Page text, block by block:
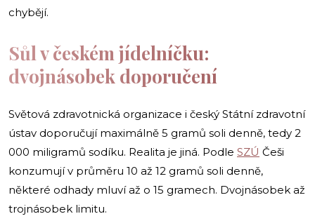
chybějí.
Sůl v českém jídelníčku:
dvojnásobek doporučení
Světová zdravotnická organizace i český Státní zdravotní
ústav doporučují maximálně 5 gramů soli denně, tedy 2
000 miligramů sodíku. Realita je jiná. Podle SZÚ Češi
konzumují v průměru 10 až 12 gramů soli denně,
některé odhady mluví až o 15 gramech. Dvojnásobek až
trojnásobek limitu.